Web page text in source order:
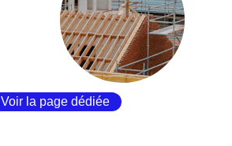
Voir la page dédiée